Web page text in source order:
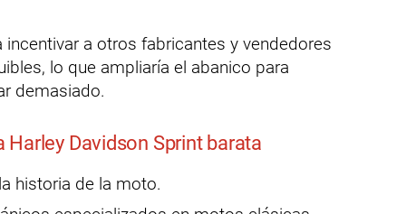
a otros fabricantes y vendedores
lo que ampliaría el abanico para
demasiado.
Davidson Sprint barata
historia de la moto.